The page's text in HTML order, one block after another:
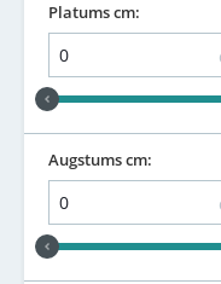
Platums cm:
Augstums cm: